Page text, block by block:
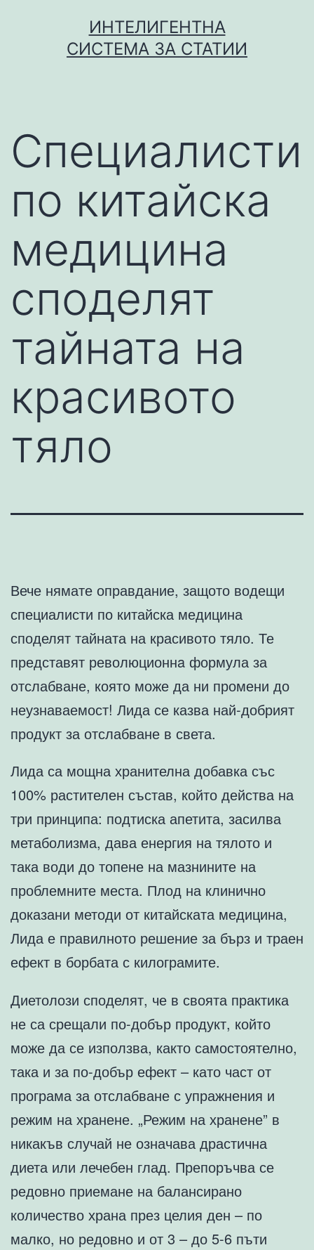
ИНТЕЛИГЕНТНА
СИСТЕМА ЗА СТАТИИ
Специалисти
по китайска
медицина
споделят
тайната на
красивото
тяло
Вече нямате оправдание, защото водещи
специалисти по китайска медицина
споделят тайната на красивото тяло. Те
представят революционнa формула за
отслабване, която може да ни промени до
неузнаваемост! Лида се казва най-добрият
продукт за отслабване в света.
Лида са мощна хранителна добавка със
100% растителен състав, който действа на
три принципа: подтиска апетита, засилва
метаболизма, дава енергия на тялото и
така води до топене на мазнините на
проблемните места. Плод на клинично
доказани методи от китайската медицина,
Лида е правилното решение за бърз и траен
ефект в борбата с килограмите.
Диетолози споделят, че в своята практика
не са срещали по-добър продукт, който
може да се използва, както самостоятелно,
така и за по-добър ефект – като част от
програма за отслабване с упражнения и
режим на хранене. „Режим на хранене” в
никакъв случай не означава драстична
диета или лечебен глад. Препоръчва се
редовно приемане на балансирано
количество храна през целия ден – по
малко, но редовно и от 3 – до 5-6 пъти